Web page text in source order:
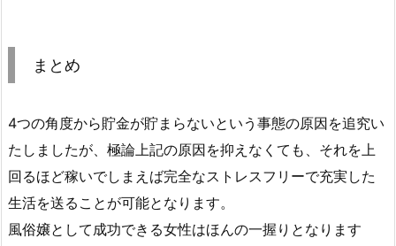
まとめ
4つの角度から貯金が貯まらないという事態の原因を追究い
たしましたが、極論上記の原因を抑えなくても、それを上
回るほど稼いでしまえば完全なストレスフリーで充実した
生活を送ることが可能となります。
風俗嬢として成功できる女性はほんの一握りとなります